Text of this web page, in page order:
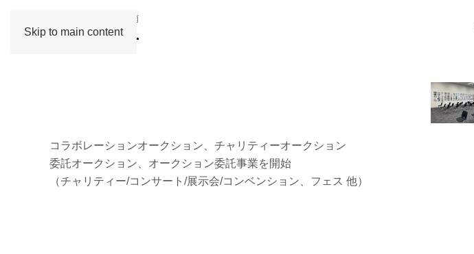
Skip to main content
コラボレーションオークション、チャリティーオークション
委託オークション、オークション委託事業を開始
（チャリティー/コンサート/展示会/コンベンション、フェス 他）